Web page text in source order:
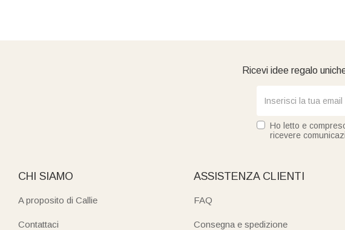
Ricevi idee regalo
Ho letto e
ricevere
CHI SIAMO
A proposito di Callie
Contattaci
ASSISTENZA CLIENTI
FAQ
Consegna e spedizione